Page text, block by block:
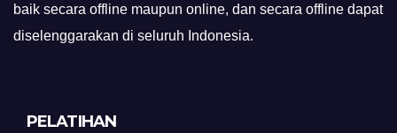
baik secara offline maupun online, dan secara offline dapat
diselenggarakan di seluruh Indonesia.
PELATIHAN